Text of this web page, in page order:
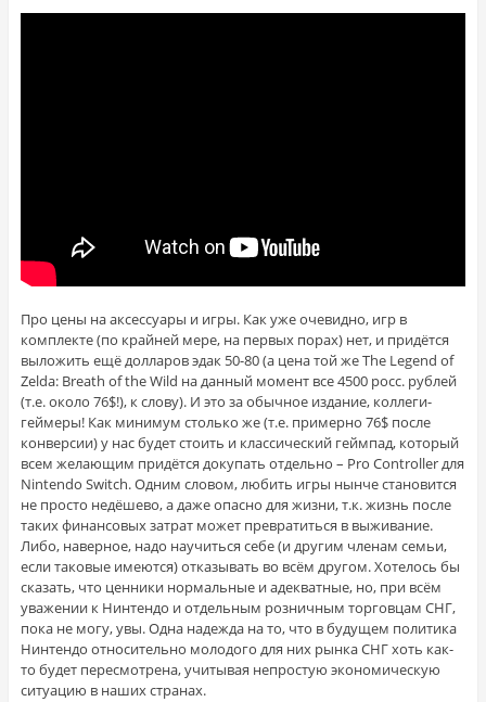
Про цены на аксессуары и игры. Как уже очевидно, игр в
комплекте (по крайней мере, на первых порах) нет, и придётся
выложить ещё долларов эдак 50-80 (а цена той же The Legend of
Zelda: Breath of the Wild на данный момент все 4500 росс. рублей
(т.е. около 76$!), к слову). И это за обычное издание, коллеги-
геймеры! Как минимум столько же (т.е. примерно 76$ после
конверсии) у нас будет стоить и классический геймпад, который
всем желающим придётся докупать отдельно – Pro Controller для
Nintendo Switch. Одним словом, любить игры нынче становится
не просто недёшево, а даже опасно для жизни, т.к. жизнь после
таких финансовых затрат может превратиться в выживание.
Либо, наверное, надо научиться себе (и другим членам семьи,
если таковые имеются) отказывать во всём другом. Хотелось бы
сказать, что ценники нормальные и адекватные, но, при всём
уважении к Нинтендо и отдельным розничным торговцам СНГ,
пока не могу, увы. Одна надежда на то, что в будущем политика
Нинтендо относительно молодого для них рынка СНГ хоть как-
то будет пересмотрена, учитывая непростую экономическую
ситуацию в наших странах.